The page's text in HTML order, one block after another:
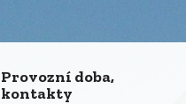
Provozní doba,
kontakty